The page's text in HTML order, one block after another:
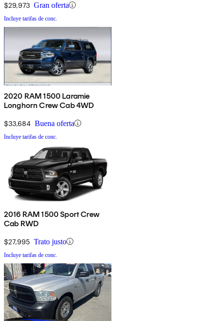
$29,973 Gran oferta
Incluye tarifas de conc.
2020 RAM 1500 Laramie
Longhorn Crew Cab 4WD
$33,684 Buena oferta
Incluye tarifas de conc.
2016 RAM 1500 Sport Crew
Cab RWD
$27,995 Trato justo
Incluye tarifas de conc.